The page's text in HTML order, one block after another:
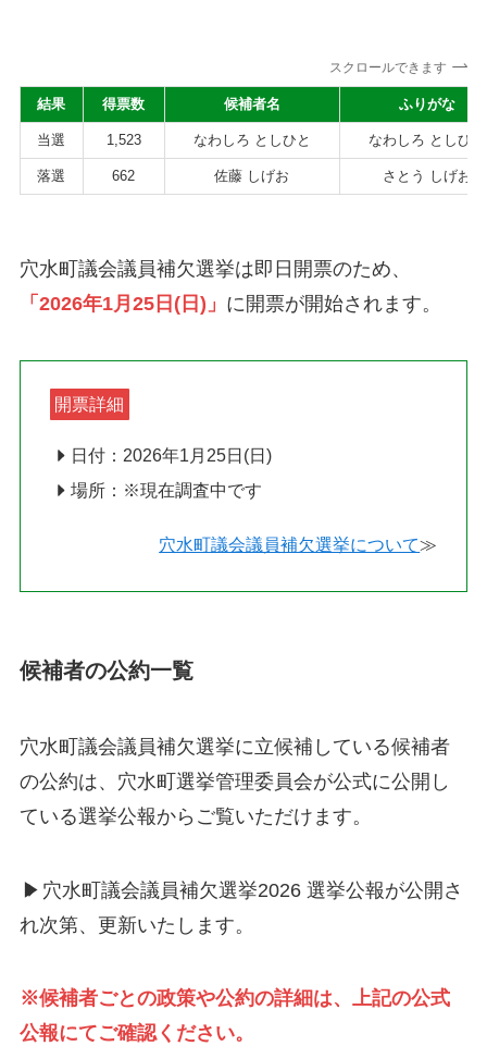
スクロールできます
結果 得票数 候補者名 ふりがな
当選 1,523 なわしろ としひと なわしろ としひと
落選 662 佐藤 しげお さとう しげお
穴水町議会議員補欠選挙は即日開票のため、
「2026年1月25日(日)」 に開票が開始されます。
開票詳細
日付：2026年1月25日(日)
場所：※現在調査中です
穴水町議会議員補欠選挙について≫
候補者の公約一覧
穴水町議会議員補欠選挙に立候補している候補者
の公約は、穴水町選挙管理委員会が公式に公開し
ている選挙公報からご覧いただけます。
▶ 穴水町議会議員補欠選挙2026 選挙公報が公開さ
れ次第、更新いたします。
※候補者ごとの政策や公約の詳細は、上記の公式
公報にてご確認ください。